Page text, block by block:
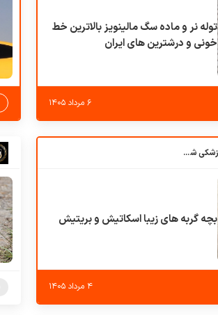
توله نر و ماده سگ مالینویز بالاترین خط
خونی و درشترین های ایران
۶ مرداد ۱۴۰۵
کلبه حیوانات دروس (دامپزشکی شهرزاد)
بچه گربه های زیبا اسکاتیش و بریتیش
۴ مرداد ۱۴۰۵